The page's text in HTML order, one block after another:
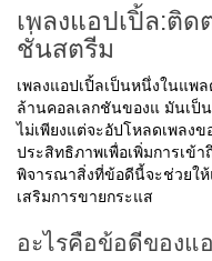
เพลงแอปเปิ้ล:ติ
ชั่นสตรีม
เพลงแอปเปิ้ลเป็นหนึ่งในแ
ล้านคอลเลกชันของแ มันเ
ไม่เพียงแต่จะอัปโหลดเพลง
ประสิทธิภาพเพื่อเพิ่มการเข้
พิจารณาสิ่งที่ข้อดีนี้จะช่วยใ
เสริมการขายกระแส
อะไรคือข้อดีของแ